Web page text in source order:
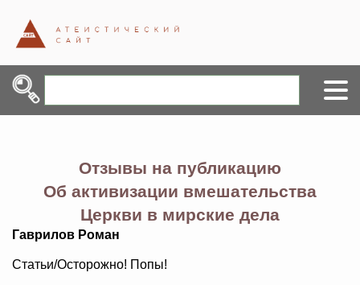
Отзывы на публикацию
Об активизации вмешательства
Церкви в мирские дела
Гаврилов Роман
Статьи/Осторожно! Попы!